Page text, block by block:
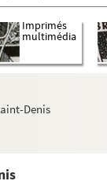
Imprimés
multimédia
Denis